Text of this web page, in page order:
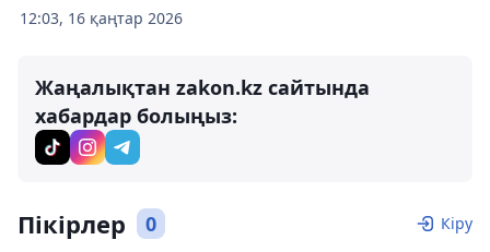
12:03, 16 қаңтар 2026
Жаңалықтан zakon.kz сайтында
хабардар болыңыз:
Пікірлер 0 Кіру